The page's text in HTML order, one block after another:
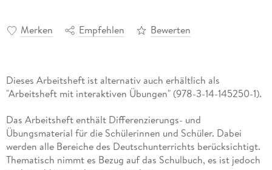
Merken Empfehlen Bewerten
Dieses Arbeitsheft ist alternativ auch erhältlich als
"Arbeitsheft mit interaktiven Übungen" (978-3-14-145250-1).
Das Arbeitsheft enthält Differenzierungs- und
Übungsmaterial für die Schülerinnen und Schüler. Dabei
werden alle Bereiche des Deutschunterrichts berücksichtigt.
Thematisch nimmt es Bezug auf das Schulbuch, es ist jedoch